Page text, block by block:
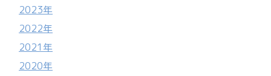
2023年
2022年
2021年
2020年